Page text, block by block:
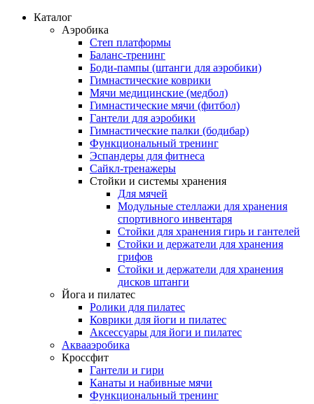
Каталог
Аэробика
Степ платформы
Баланс-тренинг
Боди-пампы (штанги для аэробики)
Гимнастические коврики
Мячи медицинские (медбол)
Гимнастические мячи (фитбол)
Гантели для аэробики
Гимнастические палки (бодибар)
Функциональный тренинг
Эспандеры для фитнеса
Сайкл-тренажеры
Стойки и системы хранения
Для мячей
Модульные стеллажи для хранения
спортивного инвентаря
Стойки для хранения гирь и гантелей
Стойки и держатели для хранения
грифов
Стойки и держатели для хранения
дисков штанги
Йога и пилатес
Ролики для пилатес
Коврики для йоги и пилатес
Аксессуары для йоги и пилатес
Аквааэробика
Кроссфит
Гантели и гири
Канаты и набивные мячи
Функциональный тренинг